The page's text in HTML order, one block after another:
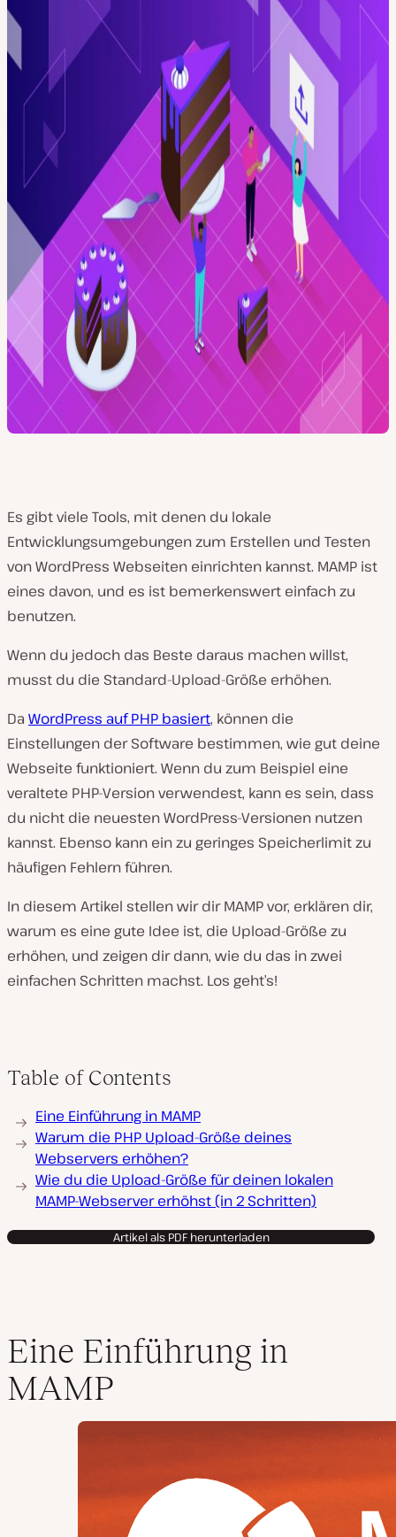
Es gibt viele Tools, mit denen du lokale
Entwicklungsumgebungen zum Erstellen und Testen
von WordPress Webseiten einrichten kannst. MAMP ist
eines davon, und es ist bemerkenswert einfach zu
benutzen.
Wenn du jedoch das Beste daraus machen willst,
musst du die Standard-Upload-Größe erhöhen.
Da WordPress auf PHP basiert, können die
Einstellungen der Software bestimmen, wie gut deine
Webseite funktioniert. Wenn du zum Beispiel eine
veraltete PHP-Version verwendest, kann es sein, dass
du nicht die neuesten WordPress-Versionen nutzen
kannst. Ebenso kann ein zu geringes Speicherlimit zu
häufigen Fehlern führen.
In diesem Artikel stellen wir dir MAMP vor, erklären dir,
warum es eine gute Idee ist, die Upload-Größe zu
erhöhen, und zeigen dir dann, wie du das in zwei
einfachen Schritten machst. Los geht’s!
Table of Contents
Eine Einführung in MAMP
Warum die PHP Upload-Größe deines
Webservers erhöhen?
Wie du die Upload-Größe für deinen lokalen
MAMP-Webserver erhöhst (in 2 Schritten)
Artikel als PDF herunterladen
Eine Einführung in
MAMP